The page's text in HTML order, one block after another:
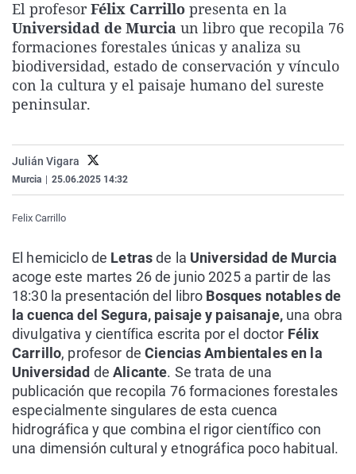
La rosa de los vientos
Gente viajera
Como el perro y el
Caso
Retornados
Equipo de
Extremadura
Galicia
La Rioja
Virales
Televisión
Elecciones
El profesorFélix Carrillo presenta en la
Universidad de Murcia un libro que recopila 76
formaciones forestales únicas y analiza su
biodiversidad, estado de conservación y vínculo
con la cultura y el paisaje humano del sureste
peninsular.
Julián Vigara
Murcia 25.06.2025 14:32
Felix Carrillo
El hemiciclo de Letrasde la Universidad de Murcia
acoge este martes 26 de junio 2025 a partir de las
18:30 la presentación del libro Bosques notables de
la cuenca del Segura, paisaje y paisanaje,una obra
divulgativa y científica escrita por el doctor Félix
Carrillo, profesor deCiencias Ambientales en la
Universidad de Alicante. Se trata de una
publicación que recopila 76 formaciones forestales
especialmente singulares de esta cuenca
hidrográfica y que combina el rigor científico con
una dimensión cultural y etnográfica poco habitual.